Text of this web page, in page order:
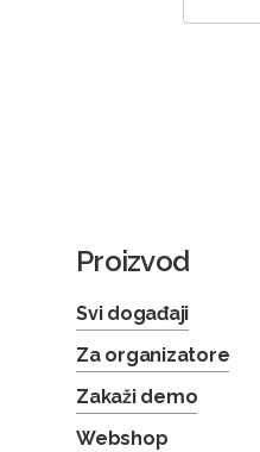
Proizvod
Svi događaji
Za organizatore
Zakaži demo
Webshop